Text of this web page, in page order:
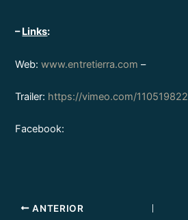
–Links:
Web:www.entretierra.com –
Trailer: https://vimeo.com/110519822
Facebook:
ANTERIOR